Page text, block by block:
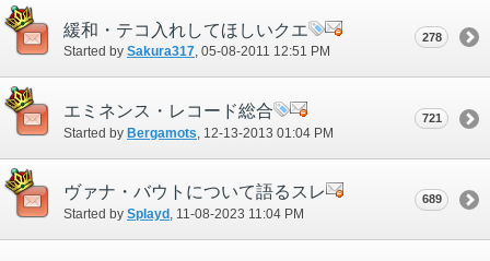
緩和・テコ入れしてほしいクエ
Started by Sakura317‎, 05-08-2011 12:51 PM
278
エミネンス・レコード総合
Started by Bergamots ‎, 12-13-2013 01:04 PM
721
ヴァナ・バウトについて語るスレ
Started by Splayd ‎, 11-08-2023 11:04 PM
689